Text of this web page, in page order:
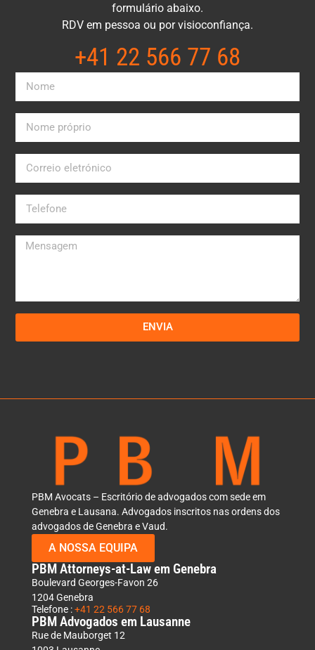
formulário abaixo.
RDV em pessoa ou por visioconfiança.
+41 22 566 77 68​
ENVIA
PBM Avocats – Escritório de advogados com sede em
Genebra e Lausana. Advogados inscritos nas ordens dos
advogados de Genebra e Vaud.
A NOSSA EQUIPA
PBM Attorneys-at-Law em Genebra
Boulevard Georges-Favon 26
1204 Genebra
Telefone :+41 22 566 77 68
PBM Advogados em Lausanne
Rue de Mauborget 12